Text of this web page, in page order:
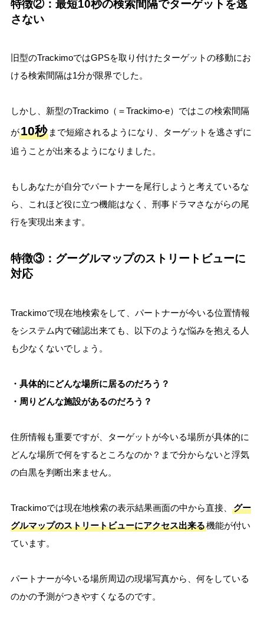
特徴②：最短10秒の検索間隔でターゲットを逃
さない
旧型のTrackimoではGPSを取り付けたターゲットの移動にお
ける検索間隔は1分が限界でした。
しかし、新型のTrackimo（＝Trackimo-e）ではこの検索間隔
が10秒まで短縮されるようになり、ターゲットを逃さずに
追うことが出来るようになりました。
もしあなたが自分でパートナーを尾行しようと考えているな
ら、これほど役に立つ機能はなく、刑事ドラマさながらの尾
行を実現出来ます。
特徴③：グーグルマップのストリートビューに
対応
Trackimoで現在地検索をして、パートナーが今いる位置情報
をシステム内で確認出来ても、以下のような悩みを抱える人
も少なくないでしょう。
・具体的にどんな場所に居るのだろう？
・周りどんな施設があるのだろう？
住所情報も重要ですが、ターゲットが今いる場所が具体的に
どんな場所で何をするところなのか？まで分からないと浮気
の白黒を判断出来ません。
Trackimoでは現在地検索の表示結果画面の中から直接、
グー
グルマップのストリートビューにアクセス出来る機能が付い
ています。
パートナーが今いる場所周辺の現場写真から、何をしている
のかの予測がつきやすくなるのです。